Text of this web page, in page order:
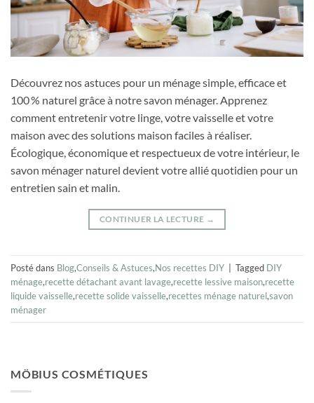
Découvrez nos astuces pour un ménage simple, efficace et
100 % naturel grâce à notre savon ménager. Apprenez
comment entretenir votre linge, votre vaisselle et votre
maison avec des solutions maison faciles à réaliser.
Écologique, économique et respectueux de votre intérieur, le
savon ménager naturel devient votre allié quotidien pour un
entretien sain et malin.
CONTINUER LA LECTURE →
Posté dans Blog,Conseils & Astuces,Nos recettes DIY Tagged DIY
ménage,recette détachant avant lavage,recette lessive maison,recette
liquide vaisselle,recette solide vaisselle,recettes ménage naturel,savon
ménager
MÖBIUS COSMÉTIQUES